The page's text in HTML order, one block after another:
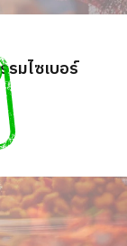
มไซเบอร์